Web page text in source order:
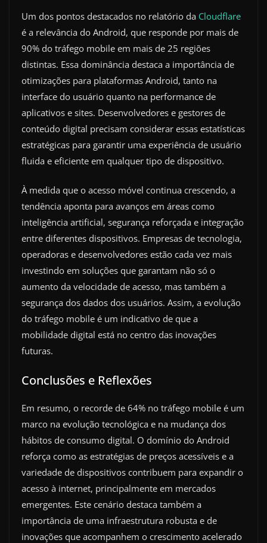
Um dos pontos destacados no relatório da Cloudflare
é a relevância do Android, que responde por mais de
90% do tráfego mobile em mais de 25 regiões
distintas. Essa dominância destaca a importância de
otimizações para plataformas Android, tanto na
interface do usuário quanto na performance de
aplicativos e sites. Desenvolvedores e gestores de
conteúdo digital precisam considerar essas estatísticas
estratégicas para garantir uma experiência de usuário
fluida e eficiente em qualquer tipo de dispositivo.
À medida que o acesso móvel continua crescendo, a
tendência aponta para avanços em áreas como
inteligência artificial, segurança reforçada e integração
entre diferentes dispositivos. Empresas de tecnologia,
operadoras e desenvolvedores estão cada vez mais
investindo em soluções que garantam não só o
aumento da velocidade de acesso, mas também a
segurança dos dados dos usuários. Assim, a evolução
do tráfego mobile é um indicativo de que a
mobilidade digital está no centro das inovações
futuras.
Conclusões e Reflexões
Em resumo, o recorde de 64% no tráfego mobile é um
marco na evolução tecnológica e na mudança dos
hábitos de consumo digital. O domínio do Android
reforça como as estratégias de preços acessíveis e a
variedade de dispositivos contribuem para expandir o
acesso à internet, principalmente em mercados
emergentes. Este cenário destaca também a
importância de uma infraestrutura robusta e de
inovações que acompanhem o crescimento acelerado